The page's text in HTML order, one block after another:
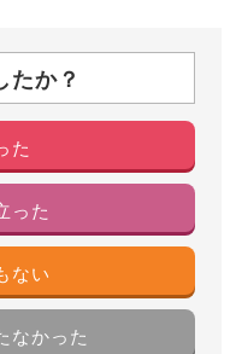
たか？
た
った
ない
なかった